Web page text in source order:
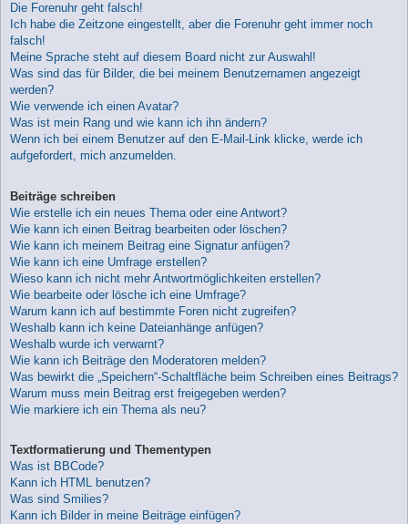
Die Forenuhr geht falsch!
Ich habe die Zeitzone eingestellt, aber die Forenuhr geht immer noch
falsch!
Meine Sprache steht auf diesem Board nicht zur Auswahl!
Was sind das für Bilder, die bei meinem Benutzernamen angezeigt
werden?
Wie verwende ich einen Avatar?
Was ist mein Rang und wie kann ich ihn ändern?
Wenn ich bei einem Benutzer auf den E-Mail-Link klicke, werde ich
aufgefordert, mich anzumelden.
Beiträge schreiben
Wie erstelle ich ein neues Thema oder eine Antwort?
Wie kann ich einen Beitrag bearbeiten oder löschen?
Wie kann ich meinem Beitrag eine Signatur anfügen?
Wie kann ich eine Umfrage erstellen?
Wieso kann ich nicht mehr Antwortmöglichkeiten erstellen?
Wie bearbeite oder lösche ich eine Umfrage?
Warum kann ich auf bestimmte Foren nicht zugreifen?
Weshalb kann ich keine Dateianhänge anfügen?
Weshalb wurde ich verwarnt?
Wie kann ich Beiträge den Moderatoren melden?
Was bewirkt die „Speichern“-Schaltfläche beim Schreiben eines Beitrags?
Warum muss mein Beitrag erst freigegeben werden?
Wie markiere ich ein Thema als neu?
Textformatierung und Thementypen
Was ist BBCode?
Kann ich HTML benutzen?
Was sind Smilies?
Kann ich Bilder in meine Beiträge einfügen?